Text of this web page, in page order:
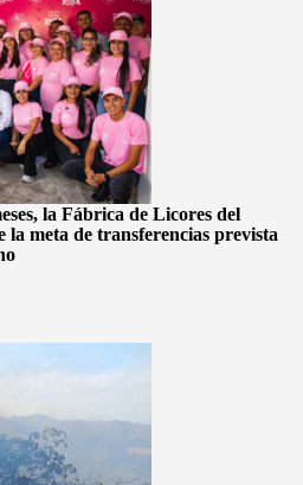
la Fábrica de Licores del
la meta de transferencias prevista